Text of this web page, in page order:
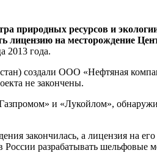
природных ресурсов и
лицензию на месторождение
2013 года.
создали ООО «Нефтяная
не закончены.
и «Лукойлом»,
закончилась, а лицензия на
России разрабатывать